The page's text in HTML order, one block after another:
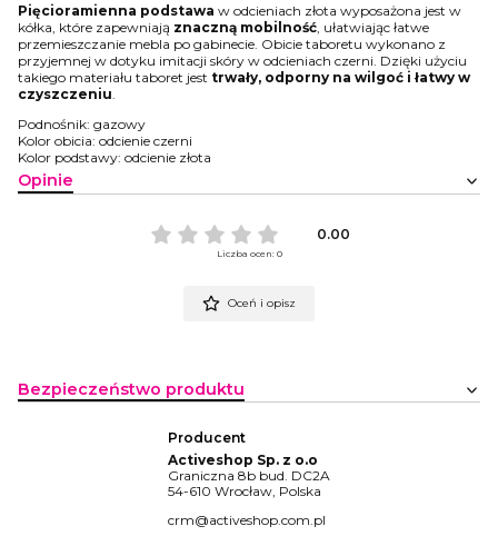
Pięcioramienna podstawa w odcieniach złota wyposażona jest w
kółka, które zapewniają znaczną mobilność , ułatwiając łatwe
przemieszczanie mebla po gabinecie. Obicie taboretu wykonano z
przyjemnej w dotyku imitacji skóry w odcieniach czerni. Dzięki użyciu
takiego materiału taboret jest trwały, odporny na wilgoć i łatwy w
czyszczeniu
Podnośnik: gazowy
Kolor obicia: odcienie czerni
Kolor podstawy: odcienie złota
Opinie
0.00
Liczba ocen: 0
Oceń i opisz
Bezpieczeństwo produktu
Producent
Activeshop Sp. z o.o
Graniczna 8b bud. DC2A
54-610 Wrocław, Polska
crm@activeshop.com.pl